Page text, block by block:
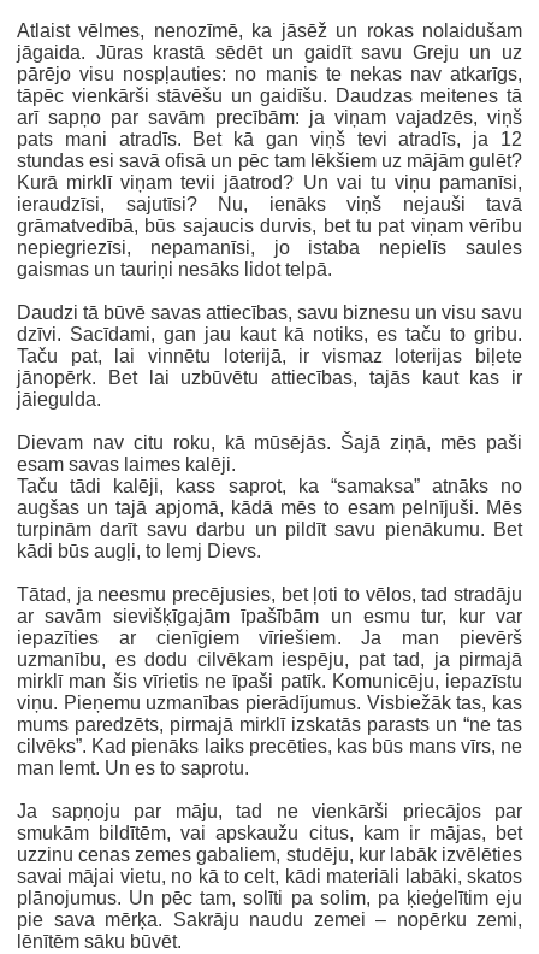
Atlaist vēlmes, nenozīmē, ka jāsēž un rokas nolaidušam
jāgaida. Jūras krastā sēdēt un gaidīt savu Greju un uz
pārējo visu nospļauties: no manis te nekas nav atkarīgs,
tāpēc vienkārši stāvēšu un gaidīšu. Daudzas meitenes tā
arī sapņo par savām precībām: ja viņam vajadzēs, viņš
pats mani atradīs. Bet kā gan viņš tevi atradīs, ja 12
stundas esi savā ofisā un pēc tam lēkšiem uz mājām gulēt?
Kurā mirklī viņam tevii jāatrod? Un vai tu viņu pamanīsi,
ieraudzīsi, sajutīsi? Nu, ienāks viņš nejauši tavā
grāmatvedībā, būs sajaucis durvis, bet tu pat viņam vērību
nepiegriezīsi, nepamanīsi, jo istaba nepielīs saules
gaismas un tauriņi nesāks lidot telpā.
Daudzi tā būvē savas attiecības, savu biznesu un visu savu
dzīvi. Sacīdami, gan jau kaut kā notiks, es taču to gribu.
Taču pat, lai vinnētu loterijā, ir vismaz loterijas biļete
jānopērk. Bet lai uzbūvētu attiecības, tajās kaut kas ir
jāiegulda.
Dievam nav citu roku, kā mūsējās. Šajā ziņā, mēs paši
esam savas laimes kalēji.
Taču tādi kalēji, kass saprot, ka “samaksa” atnāks no
augšas un tajā apjomā, kādā mēs to esam pelnījuši. Mēs
turpinām darīt savu darbu un pildīt savu pienākumu. Bet
kādi būs augļi, to lemj Dievs.
Tātad, ja neesmu precējusies, bet ļoti to vēlos, tad stradāju
ar savām sievišķīgajām īpašībām un esmu tur, kur var
iepazīties ar cienīgiem vīriešiem. Ja man pievērš
uzmanību, es dodu cilvēkam iespēju, pat tad, ja pirmajā
mirklī man šis vīrietis ne īpaši patīk. Komunicēju, iepazīstu
viņu. Pieņemu uzmanības pierādījumus. Visbiežāk tas, kas
mums paredzēts, pirmajā mirklī izskatās parasts un “ne tas
cilvēks”. Kad pienāks laiks precēties, kas būs mans vīrs, ne
man lemt. Un es to saprotu.
Ja sapņoju par māju, tad ne vienkārši priecājos par
smukām bildītēm, vai apskaužu citus, kam ir mājas, bet
uzzinu cenas zemes gabaliem, studēju, kur labāk izvēlēties
savai mājai vietu, no kā to celt, kādi materiāli labāki, skatos
plānojumus. Un pēc tam, solīti pa solim, pa ķieģelītim eju
pie sava mērķa. Sakrāju naudu zemei – nopērku zemi,
lēnītēm sāku būvēt.